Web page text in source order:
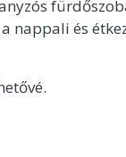
nappali és